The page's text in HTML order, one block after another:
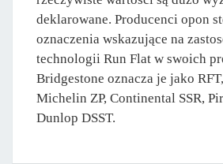
deklarowane. Producenci opon
oznaczenia wskazujące na
technologii Run Flat w swoich
Bridgestone oznacza je jako
Michelin ZP, Continental SSR,
Dunlop DSST.